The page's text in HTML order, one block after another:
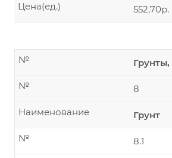
552,70р.
Цена(ед.)
Грунты,
№
8
№
Грунт
Наименование
8.1
№